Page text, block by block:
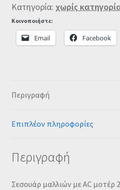
Κατηγορία: χωρίς
Κοινοποιήστε:
Email Facebook
Περιγραφή
Επιπλέον πληροφορίες
Περιγραφή
Σεσουάρ μαλλιών με AC μοτέρ